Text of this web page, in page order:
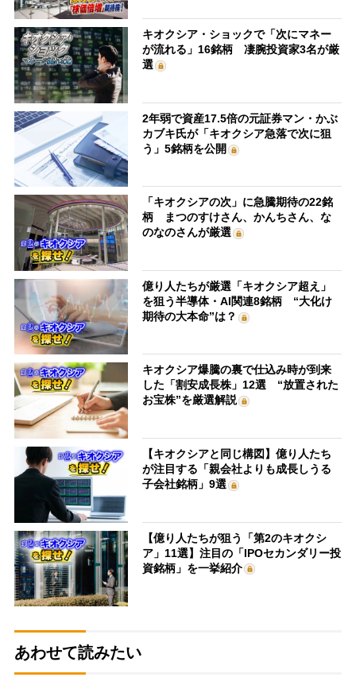
キオクシア・ショックで「次にマネー
が流れる」16銘柄 凄腕投資家3名が厳
選
2年弱で資産17.5倍の元証券マン・かぶ
カブキ氏が「キオクシア急落で次に狙
う」5銘柄を公開
「キオクシアの次」に急騰期待の22銘
柄 まつのすけさん、かんちさん、な
のなのさんが厳選
億り人たちが厳選「キオクシア超え」
を狙う半導体・AI関連8銘柄 “大化け
期待の大本命”は？
キオクシア爆騰の裏で仕込み時が到来
した「割安成長株」12選 “放置された
お宝株”を厳選解説
【キオクシアと同じ構図】億り人たち
が注目する「親会社よりも成長しうる
子会社銘柄」9選
【億り人たちが狙う「第2のキオクシ
ア」11選】注目の「IPOセカンダリー投
資銘柄」を一挙紹介
あわせて読みたい